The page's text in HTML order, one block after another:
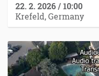
22. 2. 2026 / 10:00
Krefeld, Germany